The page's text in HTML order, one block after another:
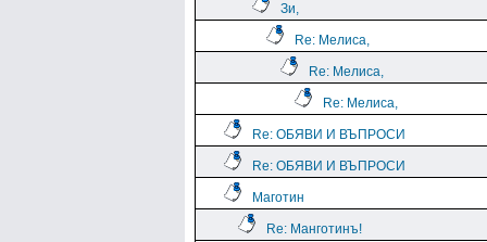
Зи,
Re: Мелиса,
Re: Мелиса,
Re: Мелиса,
Re: ОБЯВИ И ВЪПРОСИ
Re: ОБЯВИ И ВЪПРОСИ
Маготин
Re: Манготинъ!